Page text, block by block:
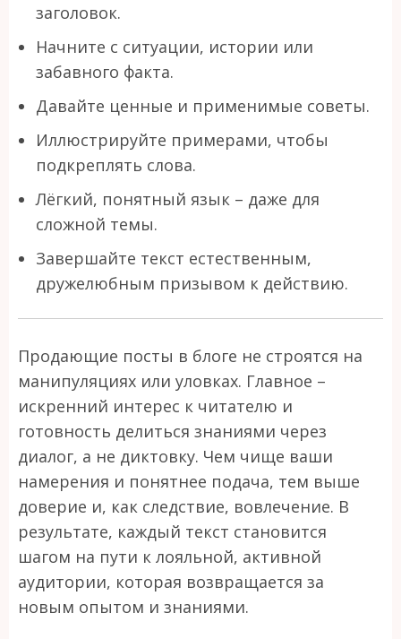
заголовок.
Начните с ситуации, истории или
забавного факта.
Давайте ценные и применимые советы.
Иллюстрируйте примерами, чтобы
подкреплять слова.
Лёгкий, понятный язык – даже для
сложной темы.
Завершайте текст естественным,
дружелюбным призывом к действию.
Продающие посты в блоге не строятся на
манипуляциях или уловках. Главное –
искренний интерес к читателю и
готовность делиться знаниями через
диалог, а не диктовку. Чем чище ваши
намерения и понятнее подача, тем выше
доверие и, как следствие, вовлечение. В
результате, каждый текст становится
шагом на пути к лояльной, активной
аудитории, которая возвращается за
новым опытом и знаниями.